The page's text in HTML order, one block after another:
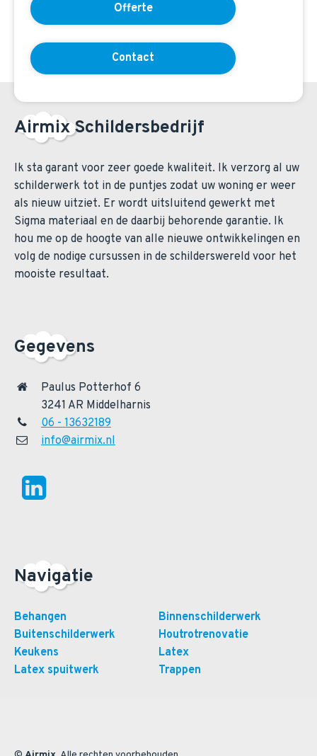
Offerte
Contact
Airmix Schildersbedrijf
Ik sta garant voor zeer goede kwaliteit. Ik verzorg al uw
schilderwerk tot in de puntjes zodat uw woning er weer
als nieuw uitziet. Er wordt uitsluitend gewerkt met
Sigma materiaal en de daarbij behorende garantie. Ik
hou me op de hoogte van alle nieuwe ontwikkelingen en
volg de nodige cursussen in de schilderswereld voor het
mooiste resultaat.
Gegevens
Paulus Potterhof 6
3241 AR Middelharnis
06 - 13632189
info@airmix.nl
Navigatie
Behangen
Binnenschilderwerk
Buitenschilderwerk
Houtrotrenovatie
Keukens
Latex
Latex spuitwerk
Trappen